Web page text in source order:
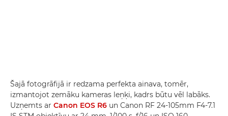
Šajā fotogrāfijā ir redzama perfekta ainava, tomēr,
izmantojot zemāku kameras leņķi, kadrs būtu vēl labāks.
Uzņemts ar Canon EOS R6 un Canon RF 24-105mm F4-7.1